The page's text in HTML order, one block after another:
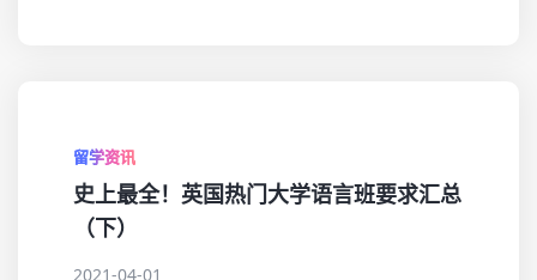
留学资讯
史上最全！英国热门大学语言班要求汇总
（下）
2021-04-01